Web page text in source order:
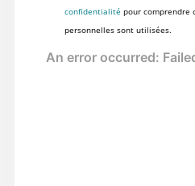
confidentialité pour comprendre
personnelles sont utilisées.